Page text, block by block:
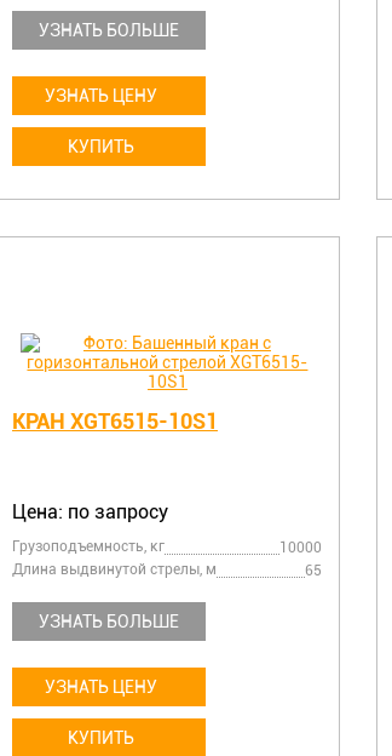
УЗНАТЬ БОЛЬШЕ
УЗНАТЬ ЦЕНУ
КУПИТЬ
КРАН XGT6515-10S1
Цена: по запросу
Грузоподъемность, кг
10000
Длина выдвинутой стрелы, м
65
УЗНАТЬ БОЛЬШЕ
УЗНАТЬ ЦЕНУ
КУПИТЬ